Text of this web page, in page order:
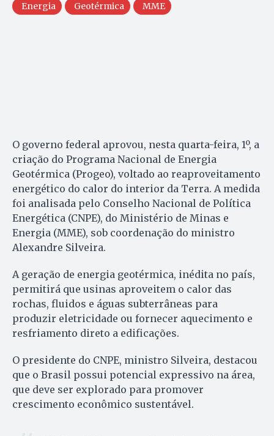
Energia Geotérmica MME
O governo federal aprovou, nesta quarta-feira, 1º, a
criação do Programa Nacional de Energia
Geotérmica (Progeo), voltado ao reaproveitamento
energético do calor do interior da Terra. A medida
foi analisada pelo Conselho Nacional de Política
Energética (CNPE), do Ministério de Minas e
Energia (MME), sob coordenação do ministro
Alexandre Silveira.
A geração de energia geotérmica, inédita no país,
permitirá que usinas aproveitem o calor das
rochas, fluidos e águas subterrâneas para
produzir eletricidade ou fornecer aquecimento e
resfriamento direto a edificações.
O presidente do CNPE, ministro Silveira, destacou
que o Brasil possui potencial expressivo na área,
que deve ser explorado para promover
crescimento econômico sustentável.